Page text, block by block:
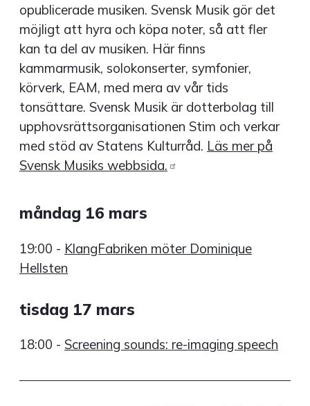
opublicerade musiken. Svensk Musik gör det
möjligt att hyra och köpa noter, så att fler
kan ta del av musiken. Här finns
kammarmusik, solokonserter, symfonier,
körverk, EAM, med mera av vår tids
tonsättare. Svensk Musik är dotterbolag till
upphovsrättsorganisationen Stim och verkar
med stöd av Statens Kulturråd. Läs mer på
Svensk Musikswebbsida.
måndag 16 mars
19:00 - KlangFabriken möter Dominique
Hellsten
tisdag 17 mars
18:00 - Screening sounds: re-imaging speech